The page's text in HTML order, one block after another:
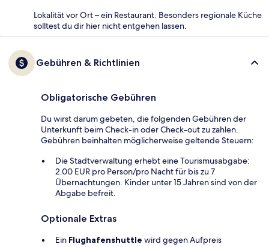
Lokalität vor Ort – ein Restaurant. Besonders regionale Küche
solltest du dir hier nicht entgehen lassen.
Gebühren & Richtlinien
Obligatorische Gebühren
Du wirst darum gebeten, die folgenden Gebühren der
Unterkunft beim Check-in oder Check-out zu zahlen.
Gebühren beinhalten möglicherweise geltende Steuern:
Die Stadtverwaltung erhebt eine Tourismusabgabe:
2.00 EUR pro Person/pro Nacht für bis zu 7
Übernachtungen. Kinder unter 15 Jahren sind von der
Abgabe befreit.
Optionale Extras
Ein Flughafenshuttle wird gegen Aufpreis